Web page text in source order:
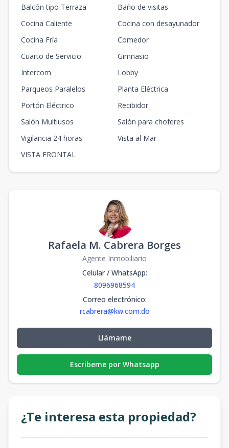
Balcón tipo Terraza
Baño de visitas
Cocina Caliente
Cocina con desayunador
Cocina Fría
Comedor
Cuarto de Servicio
Gimnasio
Intercom
Lobby
Parqueos Paralelos
Planta Eléctrica
Portón Eléctrico
Recibidor
Salón Multiusos
Salón para choferes
Vigilancia 24 horas
Vista al Mar
VISTA FRONTAL
Rafaela M. Cabrera Borges
Agente Inmobiliario
Celular / WhatsApp:
8096968594
Correo electrónico:
rcabrera@kw.com.do
Llámame
Escribeme por Whatsapp
¿Te interesa esta propiedad?